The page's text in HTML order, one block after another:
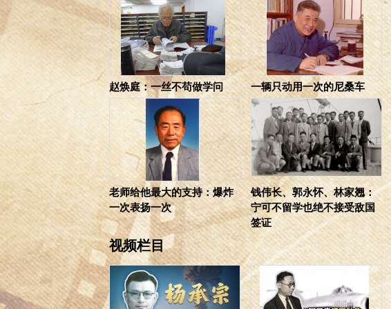
赵焕庭：一丝不苟做学问 一辆只动用一次的尼桑车
老师给他最大的支持：爆炸
一次表扬一次
钱伟长、郭永怀、林家翘：
宁可不留学也绝不接受敌国
签证
视频栏目